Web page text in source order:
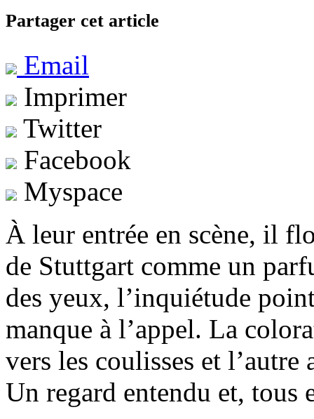
Partager cet article
Email
Imprimer
Twitter
Facebook
Myspace
À leur entrée en scène, il
de Stuttgart comme un
des yeux, l’inquiétude
manque à l’appel. La
vers les coulisses et l’autre
Un regard entendu et, tous